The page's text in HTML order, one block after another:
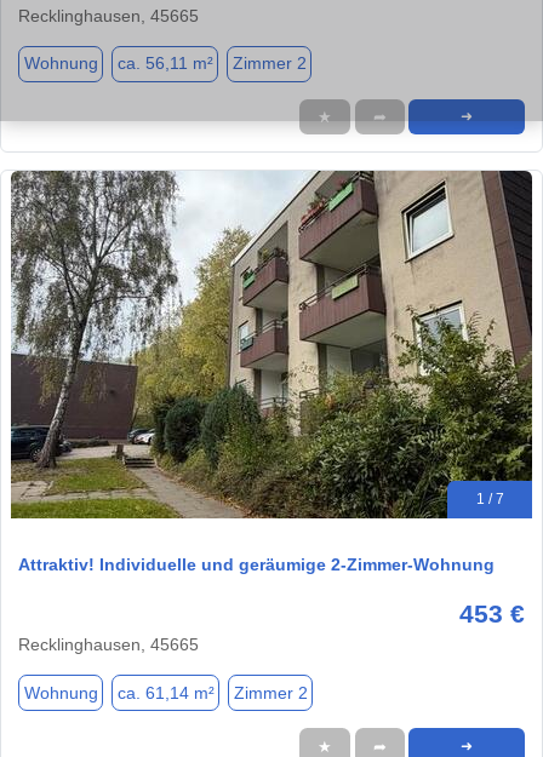
Recklinghausen, 45665
Wohnung ca. 56,11 m² Zimmer 2
★ ➦ ➜
1 / 7
Attraktiv! Individuelle und geräumige 2-Zimmer-Wohnung
453 €
Recklinghausen, 45665
Wohnung ca. 61,14 m² Zimmer 2
★ ➦ ➜